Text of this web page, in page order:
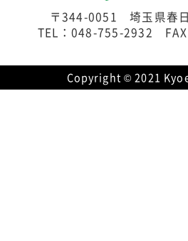
〒344-0051 埼玉県春
TEL：048-755-2932
Copyright © 2021